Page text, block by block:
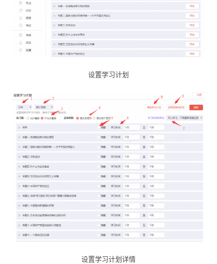
设置学习计划
设置学习计划详情